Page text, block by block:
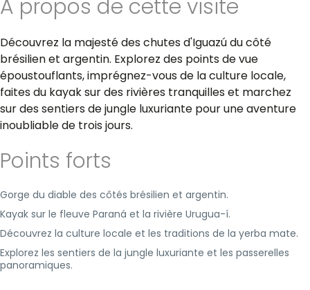
A propos de cette visite
Découvrez la majesté des chutes d'Iguazú du côté
brésilien et argentin. Explorez des points de vue
époustouflants, imprégnez-vous de la culture locale,
faites du kayak sur des rivières tranquilles et marchez
sur des sentiers de jungle luxuriante pour une aventure
inoubliable de trois jours.
Points forts
Gorge du diable des côtés brésilien et argentin.
Kayak sur le fleuve Paraná et la rivière Urugua-í.
Découvrez la culture locale et les traditions de la yerba mate.
Explorez les sentiers de la jungle luxuriante et les passerelles
panoramiques.